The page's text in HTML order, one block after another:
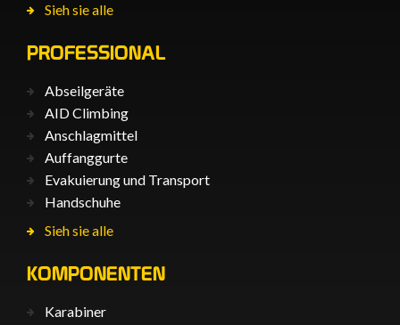
Sieh sie alle
PROFESSIONAL
Abseilgeräte
AID Climbing
Anschlagmittel
Auffanggurte
Evakuierung und Transport
Handschuhe
Sieh sie alle
KOMPONENTEN
Karabiner